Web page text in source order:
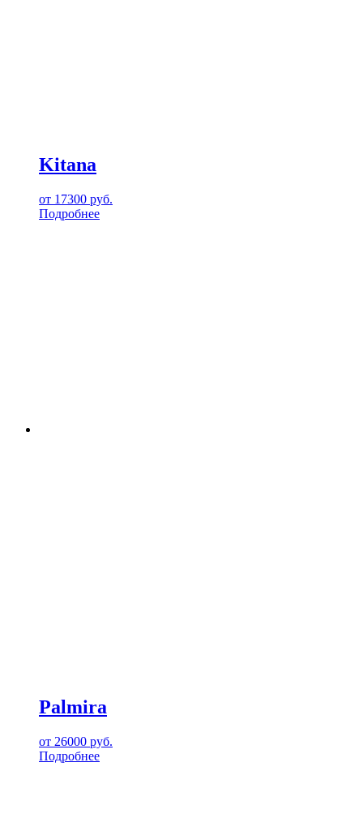
Kitana
от 17300 руб.
Подробнее
Palmira
от 26000 руб.
Подробнее